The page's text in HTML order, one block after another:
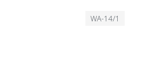
WA-14/1